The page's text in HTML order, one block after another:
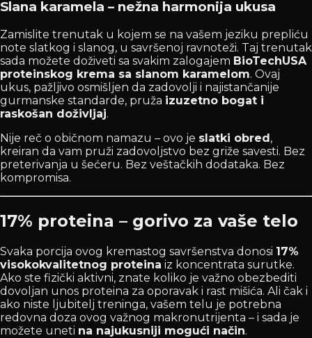
Slana karamela – nežna harmonija ukusa
Zamislite trenutak u kojem se na vašem jeziku prepliću
note slatkog i slanog, u savršenoj ravnoteži. Taj trenutak
sada možete doživeti sa svakim zalogajem BioTechUSA
proteinskog krema sa slanom karamelom. Ovaj
ukus, pažljivo osmišljen da zadovolji i najistančanije
gurmanske standarde, pruža izuzetno bogat i
raskošan doživljaj.
Nije reč o običnom namazu – ovo je slatki obred,
kreiran da vam pruži zadovoljstvo bez griže savesti. Bez
preterivanja u šećeru. Bez veštačkih dodataka. Bez
kompromisa.
17% proteina – gorivo za vaše telo
Svaka porcija ovog kremastog savršenstva donosi 17%
visokokvalitetnog proteina iz koncentrata surutke.
Ako ste fizički aktivni, znate koliko je važno obezbediti
dovoljan unos proteina za oporavak i rast mišića. Ali čak i
ako niste ljubitelj treninga, vašem telu je potrebna
redovna doza ovog važnog makronutrijenta – i sada je
možete uneti na najukusniji mogući način.